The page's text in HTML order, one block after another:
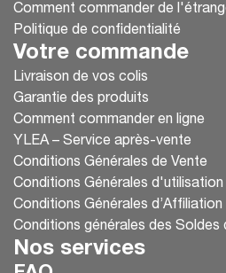
Comment commander de
Politique de confidentialité
Votre commande
Livraison de vos colis
Garantie des produits
Comment commander en ligne
YLEA – Service après-vente
Conditions Générales de Vente
Conditions Générales d'utilisation
Conditions Générales d’Affiliation
Conditions générales des Soldes
Nos services